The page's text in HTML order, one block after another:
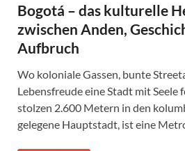
Bogotá – das kulturelle
zwischen Anden,
Aufbruch
Wo koloniale Gassen, bunte
Lebensfreude eine Stadt mit Seele
stolzen 2.600 Metern in den
gelegene Hauptstadt, ist eine